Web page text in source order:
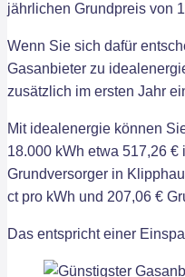
jährlichen Grundpreis von
Wenn Sie sich dafür
Gasanbieter zu
zusätzlich im ersten Jahr
Mit idealenergie können
18.000 kWh etwa 517,26 €
Grundversorger in
ct pro kWh und 207,06 €
Das entspricht einer